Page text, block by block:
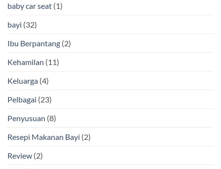
baby car seat (1)
bayi (32)
Ibu Berpantang (2)
Kehamilan (11)
Keluarga (4)
Pelbagai (23)
Penyusuan (8)
Resepi Makanan Bayi (2)
Review (2)